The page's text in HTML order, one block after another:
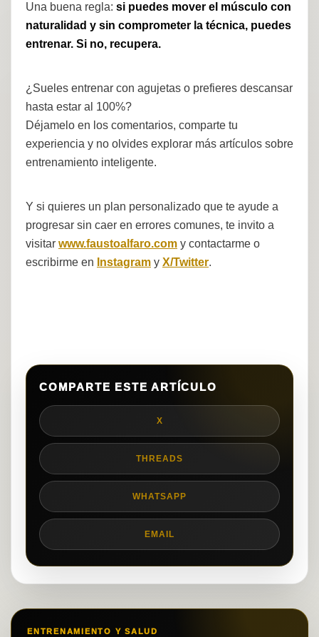
Una buena regla: si puedes mover el músculo con
naturalidad y sin comprometer la técnica, puedes
entrenar. Si no, recupera.
¿Sueles entrenar con agujetas o prefieres descansar
hasta estar al 100%?
Déjamelo en los comentarios, comparte tu
experiencia y no olvides explorar más artículos sobre
entrenamiento inteligente.
Y si quieres un plan personalizado que te ayude a
progresar sin caer en errores comunes, te invito a
visitar www.faustoalfaro.com y contactarme o
escribirme en Instagram y X/Twitter.
COMPARTE ESTE ARTÍCULO
X
THREADS
WHATSAPP
EMAIL
ENTRENAMIENTO Y SALUD